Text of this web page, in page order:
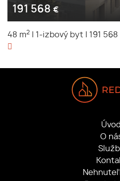
191 568 €
48 m2 1-izbový byt 191
Úvod
O